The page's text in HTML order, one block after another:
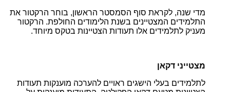
מדי שנה, לקראת סוף הסמסטר הראשון, בוחר הרקטור את
התלמידים המצטיינים בשנת הלימודים החולפת. הרקטור
מעניק לתלמידים אלו תעודות הצטיינות בטקס מיוחד.
מצטייני דקאן
לתלמידים בעלי הישגים ראויים להערכה מוענקות תעודות